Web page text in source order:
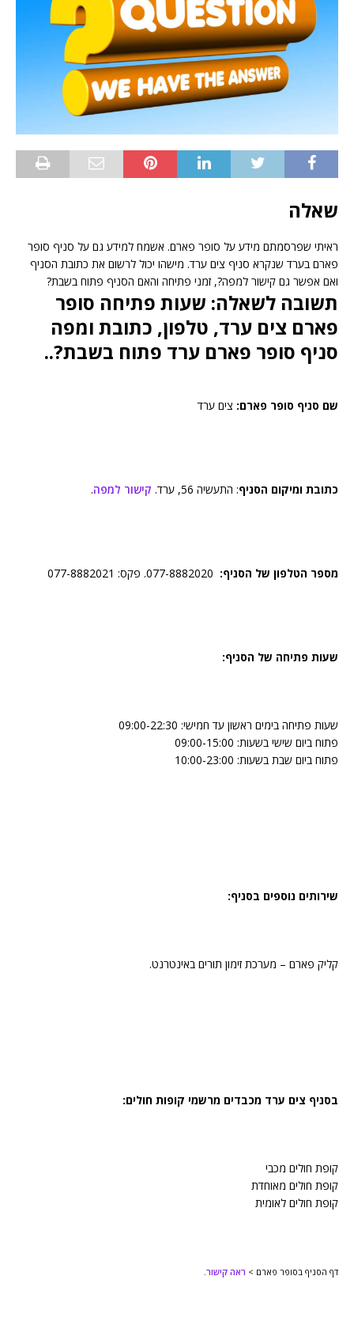
שאלה
ראיתי שפרסמתם מידע על סופר פארם. אשמח למידע גם על סניף סופר
פארם בערד שנקרא סניף צים ערד. מישהו יכול לרשום את כתובת הסניף
ואם אפשר גם קישור למפה?, זמני פתיחה והאם הסניף פתוח בשבת?
תשובה לשאלה: שעות פתיחה סופר
פארם צים ערד, טלפון, כתובת ומפה
סניף סופר פארם ערד פתוח בשבת?..
שם סניף סופר פארם: צים ערד
כתובת ומיקום הסניף: התעשיה 56, ערד. קישור למפה.
מספר הטלפון של הסניף:
שעות פתיחה של הסניף:
שעות פתיחה בימים ראשון עד חמישי: 09:00-22:30
פתוח ביום שישי בשעות: 09:00-15:00
פתוח ביום שבת בשעות: 10:00-23:00
שירותים נוספים בסניף:
קליק פארם – מערכת זימון תורים באינטרנט.
בסניף צים ערד מכבדים מרשמי קופות חולים:
קופת חולים מכבי
קופת חולים מאוחדת
קופת חולים לאומית
דף הסניף בסופר פארם > ראה קישור.